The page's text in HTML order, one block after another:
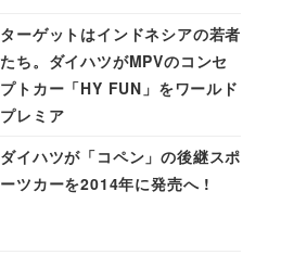
ターゲットはインドネシアの若者
たち。ダイハツがMPVのコンセ
プトカー「HY FUN」をワールド
プレミア
ダイハツが「コペン」の後継スポ
ーツカーを2014年に発売へ !